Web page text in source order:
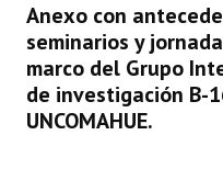
Ejecución Presupuestaria
Actas de Audiencias
Anexo con
seminarios y
marco del Grupo
de investigación B-
UNCOMAHUE.